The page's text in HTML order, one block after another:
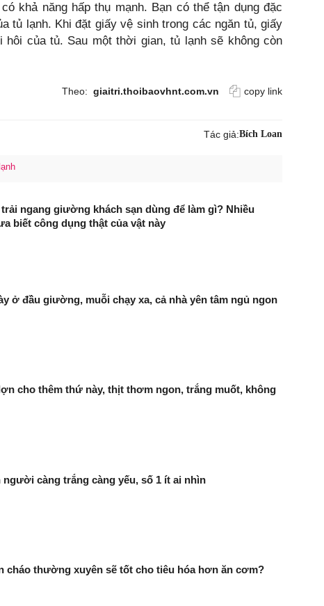
khả năng hấp thụ mạnh. Bạn có thể tận dụng đặc
tủ lạnh. Khi đặt giấy vệ sinh trong các ngăn tủ, giấy
của tủ. Sau một thời gian, tủ lạnh sẽ không còn
Theo: giaitri.thoibaovhnt.com.vn copy link
Tác giả:Bích Loan
ngang giường khách sạn dùng để làm gì? Nhiều
biết công dụng thật của vật này
ở đầu giường, muỗi chạy xa, cả nhà yên tâm ngủ ngon
cho thêm thứ này, thịt thơm ngon, trắng muốt, không
người càng trắng càng yếu, số 1 ít ai nhìn
cháo thường xuyên sẽ tốt cho tiêu hóa hơn ăn cơm?